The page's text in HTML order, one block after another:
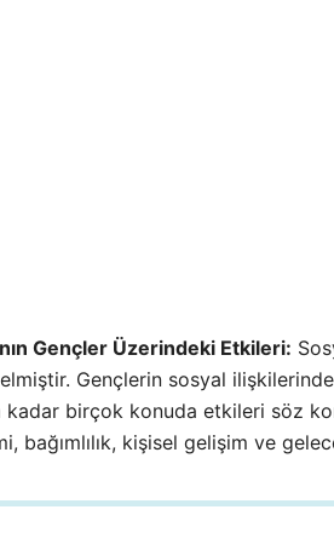
Gençler Üzerindeki Etkileri:
Gençlerin sosyal
kadar birçok konuda etkileri söz
bağımlılık, kişisel gelişim ve